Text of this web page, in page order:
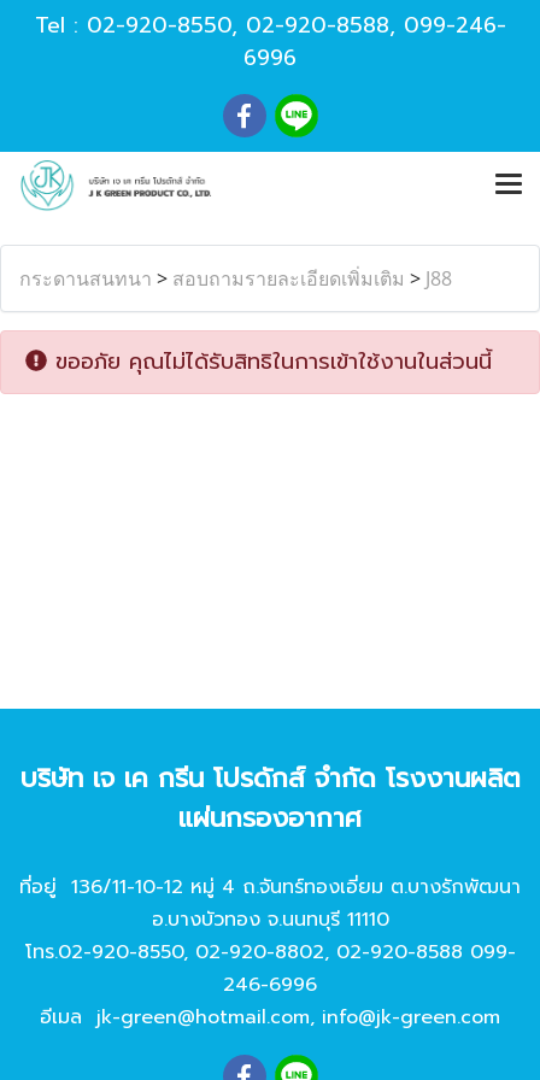
Tel : 02-920-8550, 02-920-8588, 099-246-
6996
กระดานสนทนา > สอบถามรายละเอียดเพิ่มเติม > J88
ขออภัย คุณไม่ได้รับสิทธิในการเข้าใช้งานในส่วนนี้
บริษัท เจ เค กรีน โปรดักส์ จํากัด โรงงานผลิต
แผ่นกรองอากาศ
ที่อยู่ 136/11-10-12 หมู่ 4 ถ.จันทร์ทองเอี่ยม ต.บางรักพัฒนา
อ.บางบัวทอง จ.นนทบุรี 11110
โทร.02-920-8550, 02-920-8802, 02-920-8588 099-
246-6996
อีเมล jk-green@hotmail.com, info@jk-green.com